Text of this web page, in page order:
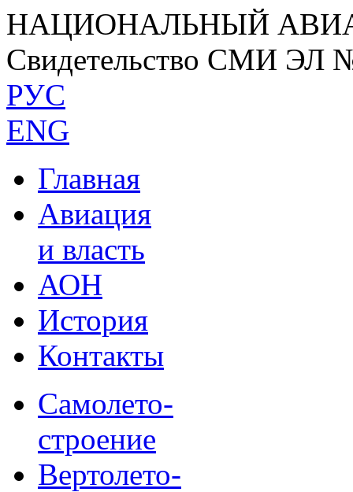
НАЦИОНАЛЬНЫЙ
Свидетельство СМИ ЭЛ
РУС
ENG
Главная
Авиация
и власть
АОН
История
Контакты
Самолето-
строение
Вертолето-